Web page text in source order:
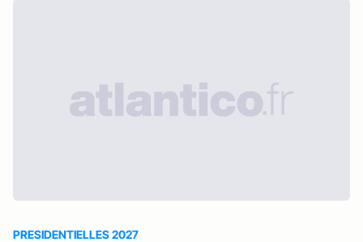
PRESIDENTIELLES 2027